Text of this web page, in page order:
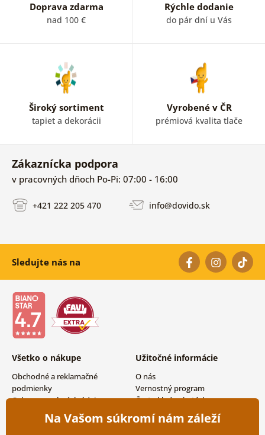
Doprava zdarma
nad 100 €
Rýchle dodanie
do pár dní u Vás
Široký sortiment
tapiet a dekorácii
Vyrobené v ČR
prémiová kvalita tlače
Zákaznícka podpora
v pracovných dňoch Po-Pi: 07:00 - 16:00
+421 222 205 470 info@dovido.sk
Sledujte nás na
Všetko o nákupe
Obchodné a reklamačné
podmienky
Ochrana osobných údajov
Možnosti dopravy a platby
Vrátenie tovaru
Užitočné informácie
O nás
Vernostný program
Často kladené otázky
Magazín
Kontakty
Na Vašom súkromí nám záleží